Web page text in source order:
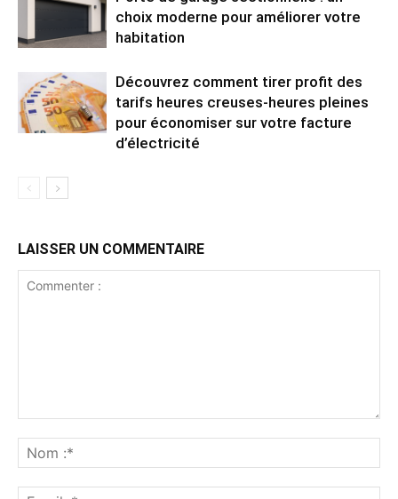
choix moderne pour améliorer votre
habitation
Découvrez comment tirer profit des
tarifs heures creuses-heures pleines
pour économiser sur votre facture
d’électricité
LAISSER UN COMMENTAIRE